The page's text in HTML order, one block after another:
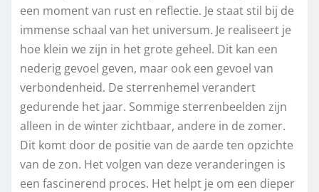
een moment van rust en reflectie. Je staat stil bij de
immense schaal van het universum. Je realiseert je
hoe klein we zijn in het grote geheel. Dit kan een
nederig gevoel geven, maar ook een gevoel van
verbondenheid. De sterrenhemel verandert
gedurende het jaar. Sommige sterrenbeelden zijn
alleen in de winter zichtbaar, andere in de zomer.
Dit komt door de positie van de aarde ten opzichte
van de zon. Het volgen van deze veranderingen is
een fascinerend proces. Het helpt je om een dieper